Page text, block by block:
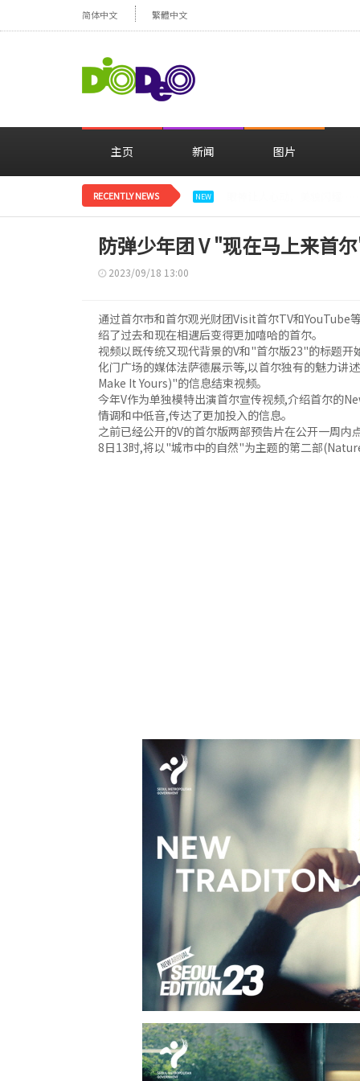
简体中文 繁體中文
主页 新闻 图片
RECENTLY NEWS NEW
防弹少年团 V "现在马上来首
2023/09/18 13:00
通过首尔市和首尔观光财团Visit首尔TV和
绍了过去和现在相遇后变得更加嘻哈的首尔。
视频以既传统又现代背景的V和"首尔版23"的标题开
化门广场的媒体法萨德展示等,以首尔独有的魅力讲
Make It Yours)"的信息结束视频。
今年V作为单独模特出演首尔宣传视频,介绍首尔的
情调和中低音,传达了更加投入的信息。
之前已经公开的V的首尔版两部预告片在公开一周
8日13时,将以"城市中的自然"为主题的第二部